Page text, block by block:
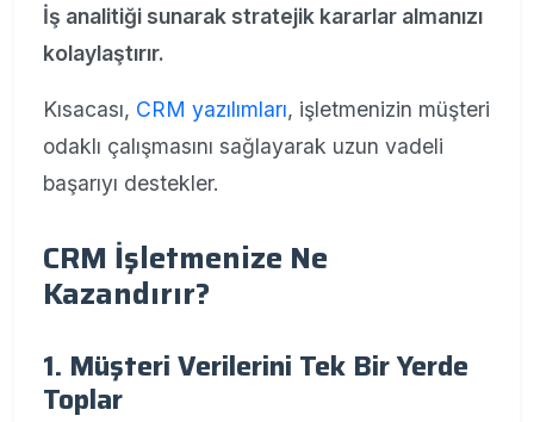
İş analitiği sunarak stratejik kararlar almanızı
kolaylaştırır.
Kısacası, CRM yazılımları, işletmenizin müşteri
odaklı çalışmasını sağlayarak uzun vadeli
başarıyı destekler.
CRM İşletmenize Ne
Kazandırır?
1. Müşteri Verilerini Tek Bir Yerde
Toplar